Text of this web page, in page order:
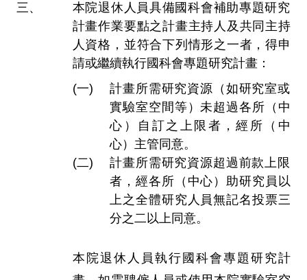
本院退休人員具備國科會補助專題研究
計畫作業要點之計畫主持人及共同主持
人資格，並符合下列情形之一者，得申
請或繼續執行國科會專題研究計畫：
計畫所需研究資源（如研究室或
實驗室空間等）未超過各所（中
心）自訂之上限者，經所（中
心）主管同意。
計畫所需研究資源超過前款上限
者，經各所（中心）助研究員以
上之全體研究人員無記名投票三
分之二以上同意。
本院退休人員執行國科會專題研究計